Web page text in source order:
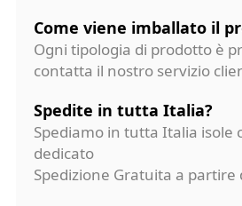
Come viene imballato il
Ogni tipologia di prodotto è
contatta il nostro servizio
Spedite in tutta Italia?
Spediamo in tutta Italia
dedicato
Spedizione Gratuita a partire